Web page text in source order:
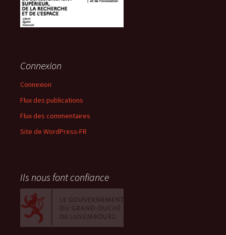
Connexion
Connexion
Flux des publications
Flux des commentaires
Site de WordPress-FR
Ils nous font confiance